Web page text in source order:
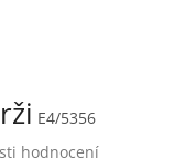
E4/5356
hodnocení